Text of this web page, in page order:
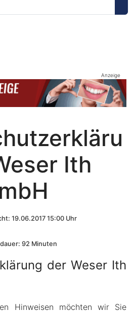
Anzeige
Ith
19.06.2017 15:00 Uhr
92 Minuten
der Weser Ith
Hinweisen möchten wir Sie